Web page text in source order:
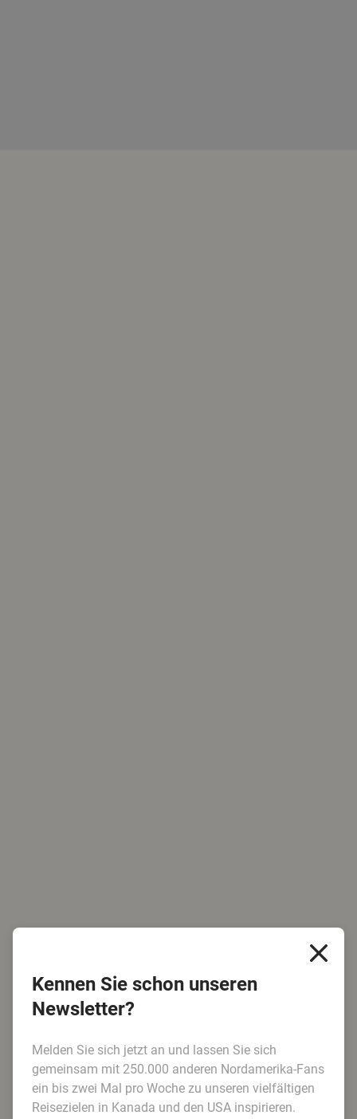
Kennen Sie schon unseren
Newsletter?
Melden Sie sich jetzt an und lassen Sie sich
gemeinsam mit 250.000 anderen Nordamerika-Fans
ein bis zwei Mal pro Woche zu unseren vielfältigen
Reisezielen in Kanada und den USA inspirieren.